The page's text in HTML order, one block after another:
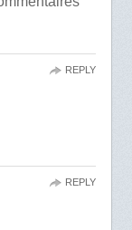
REPLY
REPLY